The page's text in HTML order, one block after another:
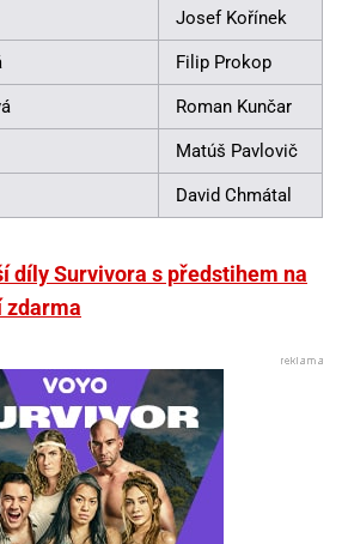
Josef Kořínek
Filip Prokop
Roman Kunčar
Matúš Pavlovič
David Chmátal
díly Survivora s předstihem na
zdarma